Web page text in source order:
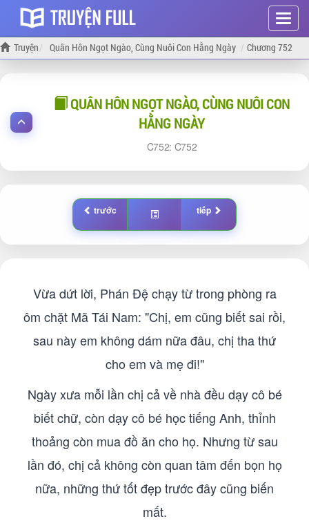
Hiện
menu
Truyện Quân Hôn Ngọt Ngào, Cùng Nuôi Con Hằng Ngày Chương 752
QUÂN HÔN NGỌT NGÀO, CÙNG NUÔI CON
HẰNG NGÀY
752: 752
trước tiếp
Vừa dứt lời, Phán Đệ chạy từ trong phòng ra
ôm chặt Mã Tái Nam: "Chị, em cũng biết sai rồi,
sau này em không dám nữa đâu, chị tha thứ
cho em và mẹ đi!"
Ngày xưa mỗi lần chị cả về nhà đều dạy cô bé
biết chữ, còn dạy cô bé học tiếng Anh, thỉnh
thoảng còn mua đồ ăn cho họ. Nhưng từ sau
lần đó, chị cả không còn quan tâm đến bọn họ
nữa, những thứ tốt đẹp trước đây cũng biến
mất.